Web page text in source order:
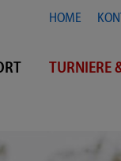
HOME
TURNIERE